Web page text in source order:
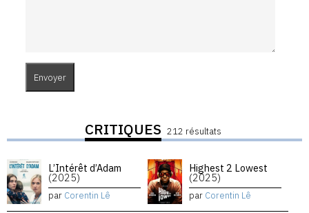
CRITIQUES 212 résultats
L’Intérêt d’Adam
(2025)
par Corentin Lê
Highest 2 Lowest
(2025)
par Corentin Lê